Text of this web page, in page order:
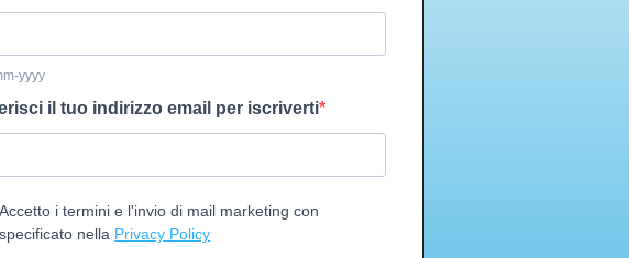
yyyy
il tuo indirizzo email per iscriverti
Accetto i termini e l'invio di mail marketing con
specificato nella Privacy Policy